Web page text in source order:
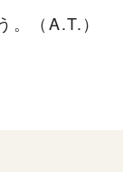
。（A.T.）